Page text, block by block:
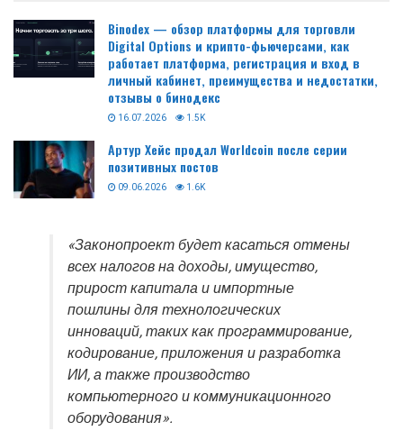
Binodex — обзор платформы для торговли
Digital Options и крипто-фьючерсами, как
работает платформа, регистрация и вход в
личный кабинет, преимущества и недостатки,
отзывы о бинодекс
16.07.2026 1.5K
Артур Хейс продал Worldcoin после серии
позитивных постов
09.06.2026 1.6K
«Законопроект будет касаться отмены
всех налогов на доходы, имущество,
прирост капитала и импортные
пошлины для технологических
инноваций, таких как программирование,
кодирование, приложения и разработка
ИИ, а также производство
компьютерного и коммуникационного
оборудования».